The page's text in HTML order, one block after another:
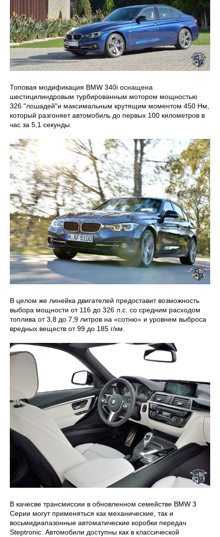
Топовая модификация BMW 340i оснащена
шестицилиндровым турбированным мотором мощностью
326 "лошадей"и максимальным крутящим моментом 450 Нм,
который разгоняет автомобиль до первых 100 километров в
час за 5,1 секунды.
В целом же линейка двигателей предоставит возможность
выбора мощности от 116 до 326 л.с. со средним расходом
топлива от 3,8 до 7,9 литров на «сотню» и уровнем выброса
вредных веществ от 99 до 185 г/км.
В качесве трансмиссии в обновленном семействе BMW 3
Серии могут применяться как механические, так и
восьмидиапазонные автоматические коробки передач
Steptronic. Автомобили доступны как в классической